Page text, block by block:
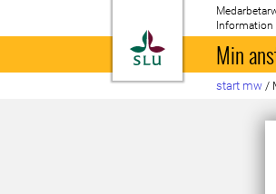
Till startsida
Information
Min
start mw /